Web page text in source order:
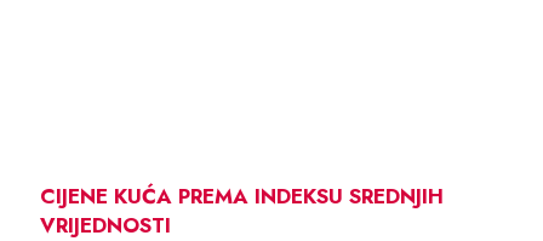
CIJENE KUĆA PREMA INDEKSU SREDNJIH
VRIJEDNOSTI